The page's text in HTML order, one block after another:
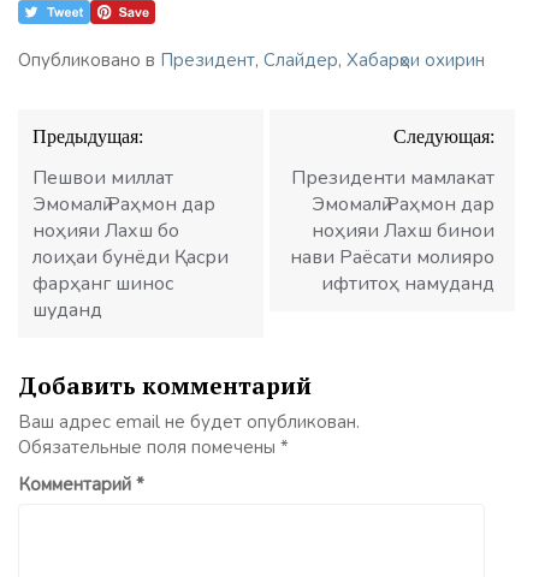
Опубликовано в Президент, Слайдер, Хабарҳои охирин
Навигация
по
записям
Предыдущая:
Пешвои миллат
Эмомалӣ Раҳмон дар
ноҳияи Лахш бо
лоиҳаи бунёди Қасри
фарҳанг шинос
шуданд
Следующая:
Президенти мамлакат
Эмомалӣ Раҳмон дар
ноҳияи Лахш бинои
нави Раёсати молияро
ифтитоҳ намуданд
Добавить комментарий
Ваш адрес email не будет опубликован.
Обязательные поля помечены *
Комментарий *